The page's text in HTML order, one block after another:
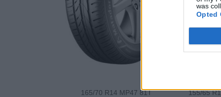
was
Opted
165/70 R14 MP47 81T 155/65